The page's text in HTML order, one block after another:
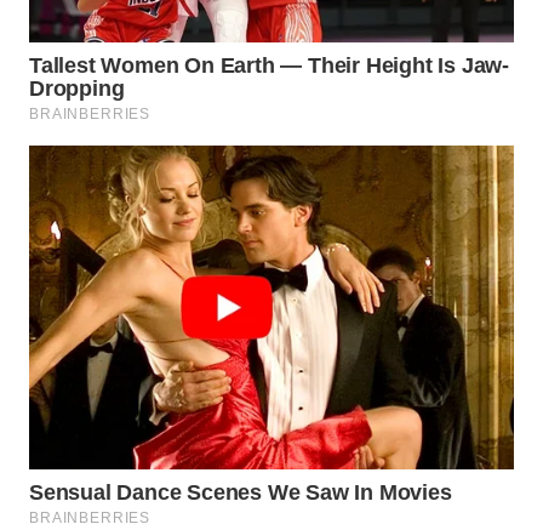
WAHANA
LISTRIK
WAHANA
TRAVEL
WAHANA
TV
WAHANANEWS
ID
WAHANANEWS
WAHANANEWS